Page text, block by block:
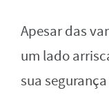
Apesar das
um lado
sua